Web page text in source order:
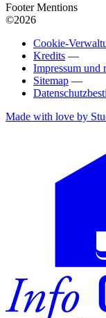
Footer Mentions
©2026
Cookie-
Kredits —
Impressum und
Sitemap —
Made with love by